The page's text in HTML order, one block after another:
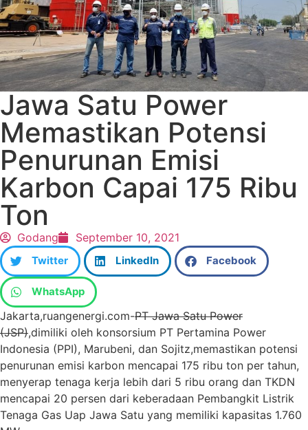
Jawa Satu Power
Memastikan Potensi
Penurunan Emisi
Karbon Capai 175 Ribu
Ton
Godang September 10, 2021
Twitter LinkedIn Facebook
WhatsApp
Jakarta,ruangenergi.com-PT Jawa Satu Power
(JSP),dimiliki oleh konsorsium PT Pertamina Power
Indonesia (PPI), Marubeni, dan Sojitz,memastikan potensi
penurunan emisi karbon mencapai 175 ribu ton per tahun,
menyerap tenaga kerja lebih dari 5 ribu orang dan TKDN
mencapai 20 persen dari keberadaan Pembangkit Listrik
Tenaga Gas Uap Jawa Satu yang memiliki kapasitas 1.760